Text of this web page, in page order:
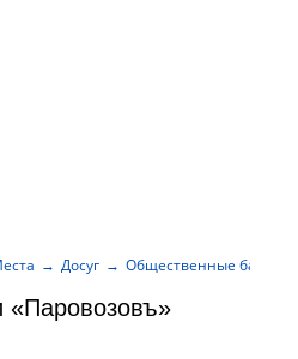
Досуг Общественные бани